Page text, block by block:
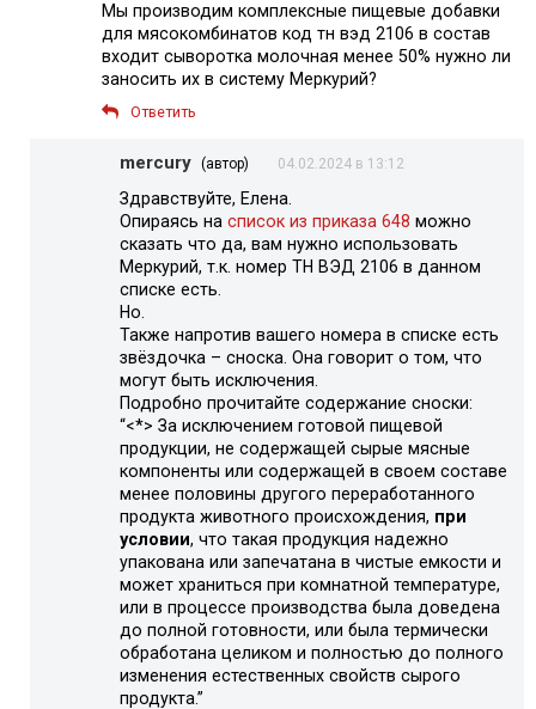
Мы производим комплексные пищевые добавки
для мясокомбинатов код тн вэд 2106 в состав
входит сыворотка молочная менее 50% нужно ли
заносить их в систему Меркурий?
Ответить
mercury (автор) 04.02.2024 в 13:12
Здравствуйте, Елена.
Опираясь на список из приказа 648 можно
сказать что да, вам нужно использовать
Меркурий, т.к. номер ТН ВЭД 2106 в данном
списке есть.
Но.
Также напротив вашего номера в списке есть
звёздочка – сноска. Она говорит о том, что
могут быть исключения.
Подробно прочитайте содержание сноски:
“<*> За исключением готовой пищевой
продукции, не содержащей сырые мясные
компоненты или содержащей в своем составе
менее половины другого переработанного
продукта животного происхождения, при
условии, что такая продукция надежно
упакована или запечатана в чистые емкости и
может храниться при комнатной температуре,
или в процессе производства была доведена
до полной готовности, или была термически
обработана целиком и полностью до полного
изменения естественных свойств сырого
продукта.”